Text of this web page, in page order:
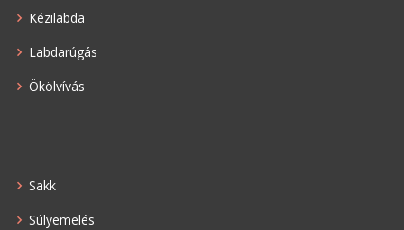
Kézilabda
Labdarúgás
Ökölvívás
Sakk
Súlyemelés